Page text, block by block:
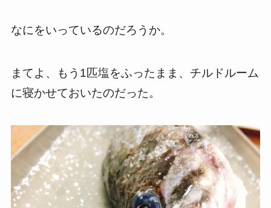
なにをいっているのだろうか。
まてよ、もう1匹塩をふったまま、チルドルーム
に寝かせておいたのだった。